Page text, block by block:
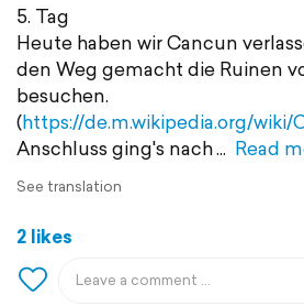
5. Tag
Heute haben wir Cancun
den Weg gemacht die Ruinen
besuchen.
(https://de.m.wikipedia.org/wiki/
Anschluss ging's nach
Read
See translation
2 likes